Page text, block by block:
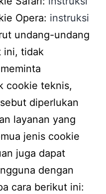
Opera: instruksi
undang-undang
ini, tidak
cookie teknis,
diperlukan
layanan yang
jenis cookie
juga dapat
dengan
cara berikut ini: